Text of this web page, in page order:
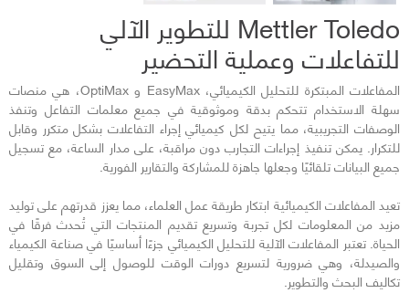
Mettler Toledo للتطوير الآلي
للتفاعلات وعملية التحضير
المفاعلات المبتكرة للتحليل الكيميائي، EasyMax و OptiMax، هي منصات
سهلة الاستخدام تتحكم بدقة وموثوقية في جميع معلمات التفاعل وتنفذ
الوصفات التجريبية، مما يتيح لكل كيميائي إجراء التفاعلات بشكل متكرر وقابل
للتكرار. يمكن تنفيذ إجراءات التجارب دون مراقبة، على مدار الساعة، مع تسجيل
جميع البيانات تلقائيًا وجعلها جاهزة للمشاركة والتقارير الفورية.
تعيد المفاعلات الكيميائية ابتكار طريقة عمل العلماء، مما يعزز قدرتهم على توليد
مزيد من المعلومات لكل تجربة وتسريع تقديم المنتجات التي تُحدث فرقًا في
الحياة. تعتبر المفاعلات الآلية للتحليل الكيميائي جزءًا أساسيًا في صناعة الكيمياء
والصيدلة، وهي ضرورية لتسريع دورات الوقت للوصول إلى السوق وتقليل
تكاليف البحث والتطوير.